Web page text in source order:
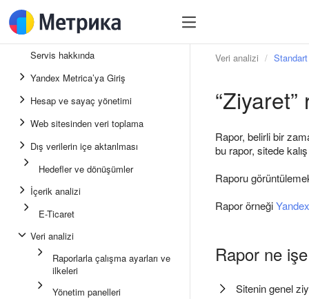
Servis hakkında
Yandex Metrica’ya Giriş
Hesap ve sayaç yönetimi
Web sitesinden veri toplama
Dış verilerin içe aktarılması
Hedefler ve dönüşümler
İçerik analizi
E-Ticaret
Veri analizi
Raporlarla çalışma ayarları ve
ilkeleri
Yönetim panelleri
Veri analizi
Rapor, belirli bir
bu rapor, sitede
Raporu
Rapor örneği
Rapor ne
Sitenin genel